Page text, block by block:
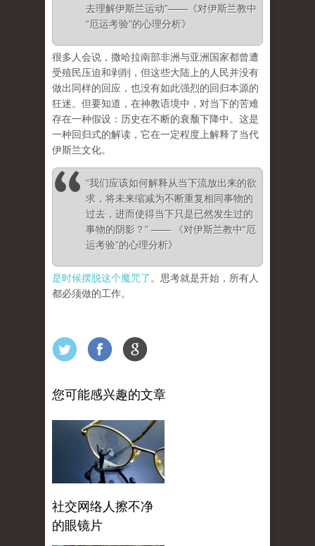
去理解伊斯兰运动”——《对伊斯兰教中
“厄运考验”的心理分析》
很多人会说，撒哈拉南部非洲与亚洲国家都曾遭
受殖民压迫和剥削，但这些大陆上的人民并没有
做出同样的回应，也没有如此强烈的回归本源的
狂迷。但要知道，在神教语境中，对当下的苦难
存在一种假设：历史在不断的衰颓下降中。这是
一种回归式的解读，它在一定程度上解释了当代
伊斯兰文化。
“我们应该如何解释从当下流放出来的欲
求，将未来缩减为不断重复相同事物的
过去，进而使得当下只是已然发生过的
事物的阴影？” —— 《对伊斯兰教中“厄
运考验”的心理分析》
是时候摆脱这个魔咒了 。思考就是开始，所有人
都必须做的工作。
您可能感兴趣的文章
社交网络人擦不净
的眼镜片